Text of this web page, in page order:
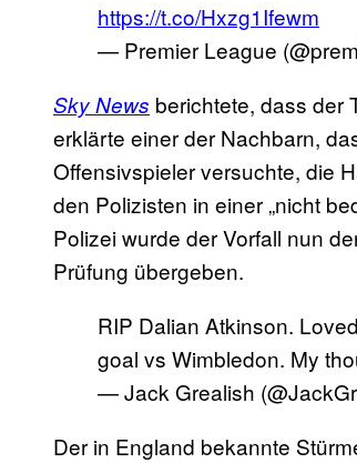
https://t.co/Hxzg1Ifewm
— Premier League
Sky News berichtete, dass der
erklärte einer der Nachbarn,
Offensivspieler versuchte, die
den Polizisten in einer „nicht
Polizei wurde der Vorfall nun
Prüfung übergeben.
RIP Dalian Atkinson.
goal vs Wimbledon. My
— Jack Grealish
Der in England bekannte